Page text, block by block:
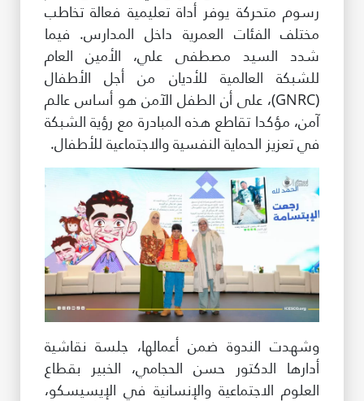
رسوم متحركة يوفر أداة تعليمية فعالة تخاطب
مختلف الفئات العمرية داخل المدارس. فيما
شدد السيد مصطفى علي، الأمين العام
للشبكة العالمية للأديان من أجل الأطفال
(GNRC)، على أن الطفل الآمن هو أساس عالم
آمن، مؤكدا تقاطع هذه المبادرة مع رؤية الشبكة
في تعزيز الحماية النفسية والاجتماعية للأطفال.
وشهدت الندوة ضمن أعمالها، جلسة نقاشية
أدارها الدكتور حسن الحجامي، الخبير بقطاع
العلوم الاجتماعية والإنسانية في الإيسيسكو،